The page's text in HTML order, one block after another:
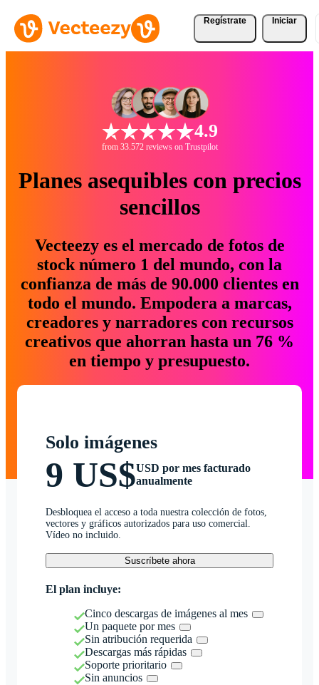
Regístrate Iniciar
4.9
from 33.572 reviews on Trustpilot
Planes asequibles con precios
sencillos
Vecteezy es el mercado de fotos de
stock número 1 del mundo, con la
confianza de más de 90.000 clientes en
todo el mundo. Empodera a marcas,
creadores y narradores con recursos
creativos que ahorran hasta un 76 %
en tiempo y presupuesto.
Solo imágenes
9 US$USD por mes facturado
anualmente
Desbloquea el acceso a toda nuestra colección de fotos,
vectores y gráficos autorizados para uso comercial.
Vídeo no incluido.
Suscríbete ahora
El plan incluye:
Cinco descargas de imágenes al mes
Un paquete por mes
Sin atribución requerida
Descargas más rápidas
Soporte prioritario
Sin anuncios